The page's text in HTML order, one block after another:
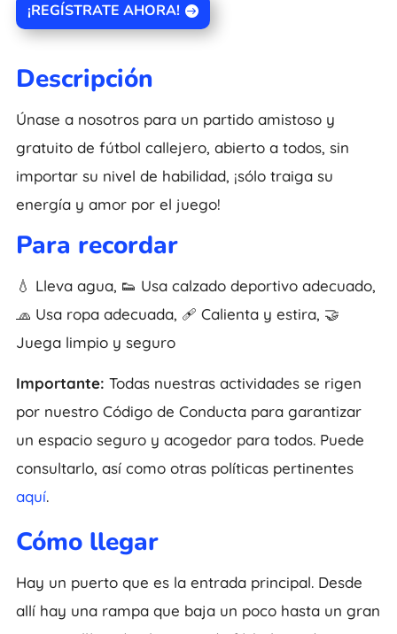
¡REGÍSTRATE AHORA!
Descripción
Únase a nosotros para un partido amistoso y
gratuito de fútbol callejero, abierto a todos, sin
importar su nivel de habilidad, ¡sólo traiga su
energía y amor por el juego!
Para recordar
💧 Lleva agua, 👟 Usa calzado deportivo adecuado,
🧢 Usa ropa adecuada, 🩹 Calienta y estira, 🤝
Juega limpio y seguro
Importante: Todas nuestras actividades se rigen
por nuestro Código de Conducta para garantizar
un espacio seguro y acogedor para todos. Puede
consultarlo, así como otras políticas pertinentes
aquí.
Cómo llegar
Hay un puerto que es la entrada principal. Desde
allí hay una rampa que baja un poco hasta un gran